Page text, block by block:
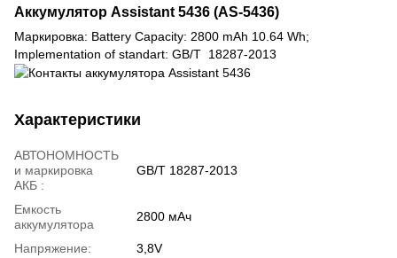
Аккумулятор Assistant 5436 (AS-5436)
Маркировка: Battery Capacity: 2800 mAh 10.64 Wh;
Implementation of standart: GB/T 18287-2013
Характеристики
АВТОНОМНОСТЬ
и маркировка
АКБ :
GB/T 18287-2013
Емкость
аккумулятора
2800 мАч
Напряжение:
3,8V